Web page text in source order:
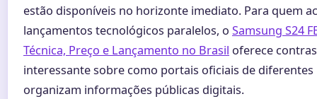
estão disponíveis no horizonte imediato. Para quem
lançamentos tecnológicos paralelos, o Samsung S24
Técnica, Preço e Lançamento no Brasil oferece
interessante sobre como portais oficiais de diferentes
organizam informações públicas digitais.